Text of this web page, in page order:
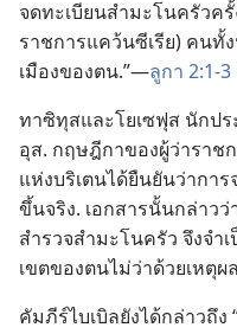
จด​ทะเบียน​สำมะโนครัว​ค
ราชการ​แคว้น​ซีเรีย) คน​ทั้
เมือง​ของ​ตน.”—ลูกา 2:1-3
ทาซิทุส​และ​โยเซฟุส นัก​ป
อุส. กฤษฎีกา​ของ​ผู้​ว่า​ราช
แห่ง​บริเตน​ได้​ยืน​ยัน​ว่า​กา
ขึ้น​จริง. เอกสาร​นั้น​กล่าว​ว่
สำรวจ​สำมะโนครัว จึง​จ
เขต​ของ​ตน​ไม่​ว่า​ด้วย​เหตุ​
คัมภีร์​ไบเบิล​ยัง​ได้​กล่าว​ถึง